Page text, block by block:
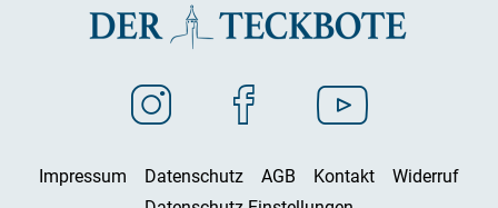
Impressum Datenschutz AGB Kontakt
Widerruf